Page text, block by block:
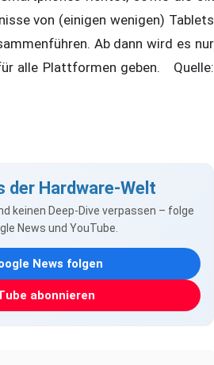
von (einigen wenigen) Tablets
Ab dann wird es nur
alle Plattformen geben. Quelle:
der Hardware-Welt
keinen Deep-Dive verpassen – folge
News und YouTube.
News folgen
abonnieren